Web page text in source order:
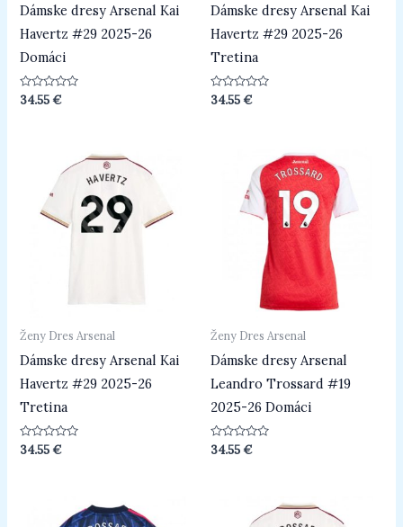
Dámske dresy Arsenal Kai
Havertz #29 2025-26
Domáci
Hodnotenie
0
34.55€
Dámske dresy Arsenal Kai
Havertz #29 2025-26
Tretina
Hodnotenie
0
34.55€
Ženy Dres Arsenal
Dámske dresy Arsenal Kai
Havertz #29 2025-26
Tretina
Hodnotenie
34.55€
Ženy Dres Arsenal
Dámske dresy Arsenal
Leandro Trossard #19
2025-26 Domáci
Hodnotenie
34.55€